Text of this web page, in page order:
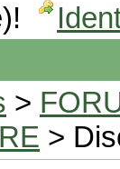
>
>